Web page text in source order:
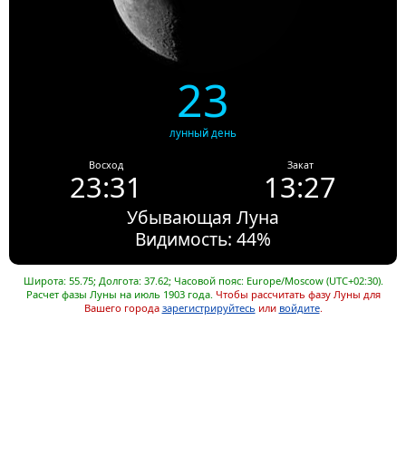
23
лунный день
Восход
23:31
Закат
13:27
Убывающая Луна
Видимость: 44%
Широта: 55.75; Долгота: 37.62; Часовой пояс: Europe/Moscow (UTC+02:30).
Расчет фазы Луны на июль 1903 года. Чтобы рассчитать фазу Луны для
Вашего города зарегистрируйтесь или войдите.